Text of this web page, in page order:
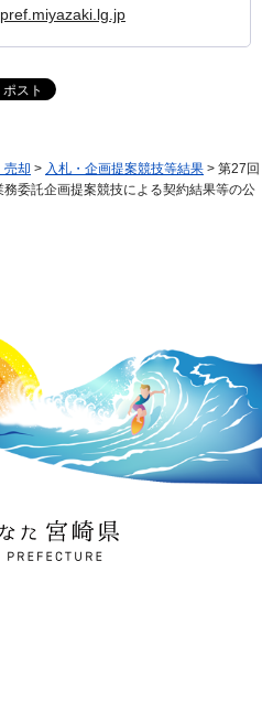
売却 > 入札・企画提案競技等結果 > 第27回
委託企画提案競技による契約結果等の公
宮崎県